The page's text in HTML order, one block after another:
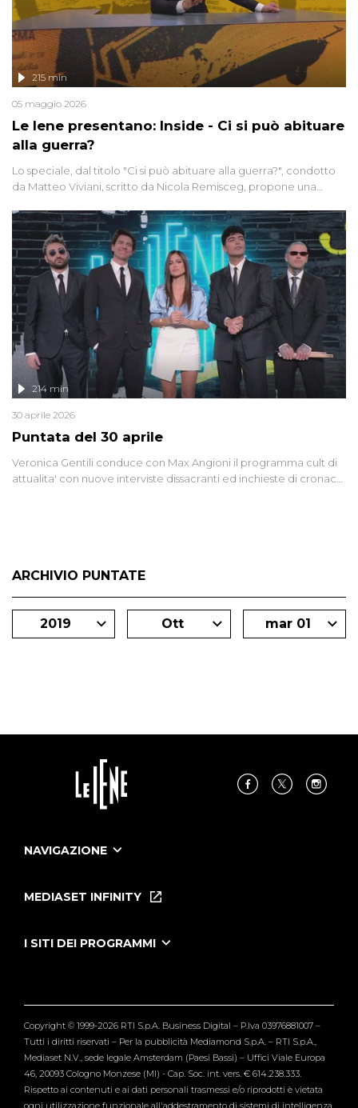
Le Iene presentano: Inside - Ci si può abituare
alla guerra?
215 min
05 maggio 2026
Lo speciale, dal titolo "Ci si può abituare alla guerra?", condotto
da Matteo Viviani, scritto da Nicola Remisceg, propone una
di settore - su quanto la guerra sia diventata una realtà pervasiva.
Anche se l'Italia non è direttamente coinvolta in conflitti armati, il
contesto globale rende impossibile considerarla un fenomeno
lontano.
Puntata del 30 aprile
214 min
30 aprile 2026
Veronica Gentili conduce con Max Angioni il programma cult di
attualita' con nuove interviste dissacranti ed inchieste di cronaca
ARCHIVIO PUNTATE
2019 Ott mar 01
NAVIGAZIONE
Le Iene Presentano Inside
Tutti i servizi
MEDIASET INFINITY
I SITI DEI PROGRAMMI
Verissimo
Copyright © 1999-2026 RTI S.p.A. Business Digital – P.Iva 03976881007 –
Tutti i diritti riservati – Per la pubblicità Mediamond S.p.A. – RTI S.p.A.,
Mediaset N.V., sede legale Amsterdam (Paesi Bassi) – Uffici Viale Europa
46, 20093 Cologno Monzese (MI) - Cap. Soc. int. vers. € 614.238.333.
Rispetto ai contenuti e ai dati personali trasmessi e/o riprodotti è vietata